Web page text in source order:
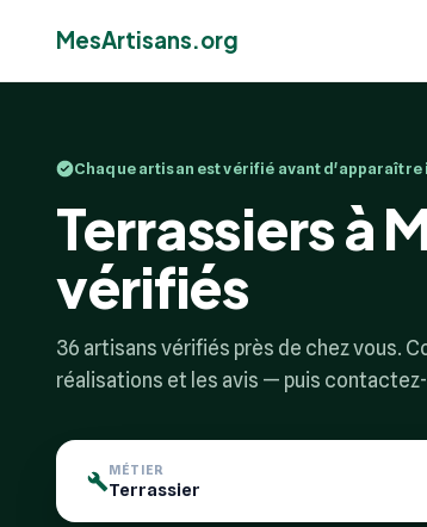
MesArtisans.org
Chaque artisan est vérifié avant d'apparaître
Terrassiers à
vérifiés
36 artisans vérifiés près de chez vous.
réalisations et les avis — puis
MÉTIER